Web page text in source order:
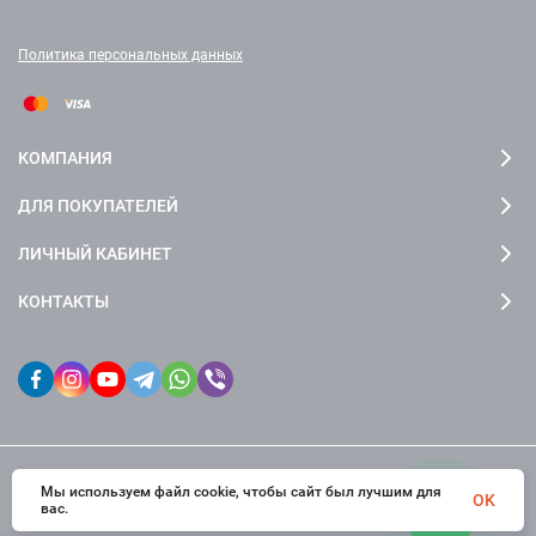
Политика персональных данных
КОМПАНИЯ
ДЛЯ ПОКУПАТЕЛЕЙ
ЛИЧНЫЙ КАБИНЕТ
КОНТАКТЫ
© 2026 fctdesign. Все права защищены
Мы используем файл cookie, чтобы сайт был лучшим для
вас.
OK